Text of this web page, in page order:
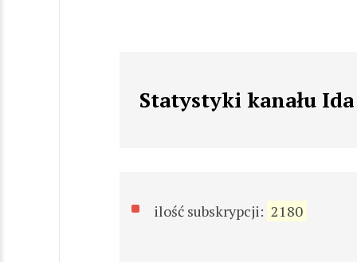
Statystyki kanału Ida
ilość subskrypcji: 2180